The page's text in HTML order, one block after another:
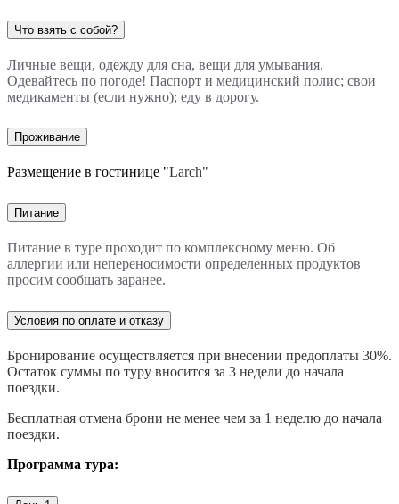
Что взять с собой?
Личные вещи, одежду для сна, вещи для умывания.
Одевайтесь по погоде! Паспорт и медицинский полис; свои
медикаменты (если нужно); еду в дорогу.
Проживание
Размещение в гостинице "Larch"
Питание
Питание в туре проходит по комплексному меню. Об
аллергии или непереносимости определенных продуктов
просим сообщать заранее.
Условия по оплате и отказу
Бронирование осуществляется при внесении предоплаты 30%.
Остаток суммы по туру вносится за 3 недели до начала
поездки.
Бесплатная отмена брони не менее чем за 1 неделю до начала
поездки.
Программа тура: